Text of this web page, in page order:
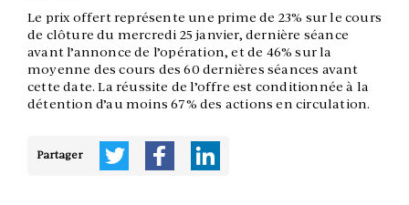
Le prix offert représente une prime de 23% sur le cours
de clôture du mercredi 25 janvier, dernière séance
avant l’annonce de l’opération, et de 46% sur la
moyenne des cours des 60 dernières séances avant
cette date. La réussite de l’offre est conditionnée à la
détention d’au moins 67% des actions en circulation.
Partager